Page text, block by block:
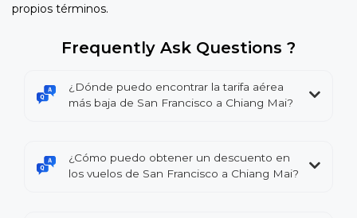
propios términos.
Frequently Ask Questions ?
¿Dónde puedo encontrar la tarifa aérea
más baja de San Francisco a Chiang Mai?
¿Cómo puedo obtener un descuento en
los vuelos de San Francisco a Chiang Mai?